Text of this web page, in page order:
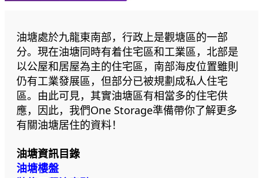
油塘處於九龍東南部，行政上是觀塘區的一部
分。現在油塘同時有着住宅區和工業區，北部是
以公屋和居屋為主的住宅區，南部海皮位置雖則
仍有工業發展區，但部分已被規劃成私人住宅
區。由此可見，其實油塘區有相當多的住宅供
應，因此，我們One Storage準備帶你了解更多
有關油塘居住的資料！
油塘資訊目錄
油塘樓盤